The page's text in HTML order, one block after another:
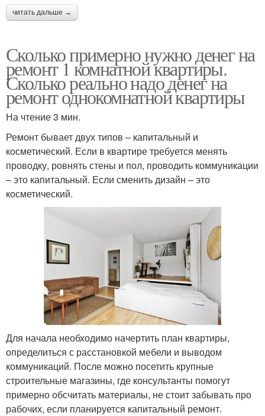
читать дальше →
Сколько примерно нужно денег на
ремонт 1 комнатной квартиры.
Сколько реально надо денег на
ремонт однокомнатной квартиры
На чтение 3 мин.
Ремонт бывает двух типов – капитальный и
косметический. Если в квартире требуется менять
проводку, ровнять стены и пол, проводить коммуникации
– это капитальный. Если сменить дизайн – это
косметический.
Для начала необходимо начертить план квартиры,
определиться с расстановкой мебели и выводом
коммуникаций. После можно посетить крупные
строительные магазины, где консультанты помогут
примерно обсчитать материалы, не стоит забывать про
рабочих, если планируется капитальный ремонт.